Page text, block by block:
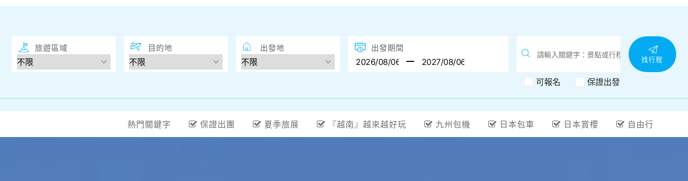
旅遊區域 目的地 出發地 出發期間
可報名 保證出發
找行程
熱門關鍵字 保證出團 夏季旅展 『越南』越來越好玩 九州包機 日本包車 日本賞櫻 自由行